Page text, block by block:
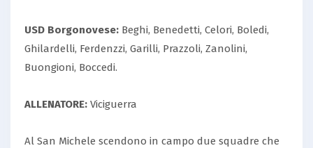
USD Borgonovese: Beghi, Benedetti, Celori, Boledi,
Ghilardelli, Ferdenzzi, Garilli, Prazzoli, Zanolini,
Buongioni, Boccedi.
ALLENATORE: Viciguerra
Al San Michele scendono in campo due squadre che